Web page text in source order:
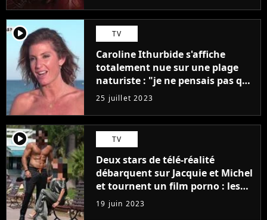
player2 TV
Caroline Ithurbide s'affiche
totalement nue sur une plage
naturiste : "je ne pensais pas que
j'arriverais à le faire..."
25 juillet 2023
player2 TV
Deux stars de télé-réalité
débarquent sur Jacquie et Michel
et tournent un film porno : les
premières images du tournage
(exclu)
19 juin 2023